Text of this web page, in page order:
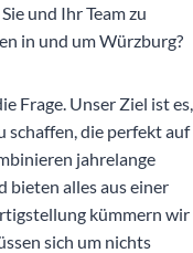
und Ihr Team zu
in und um Würzburg?
Frage. Unser Ziel ist es,
schaffen, die perfekt auf
jahrelange
bieten alles aus einer
kümmern wir
sich um nichts